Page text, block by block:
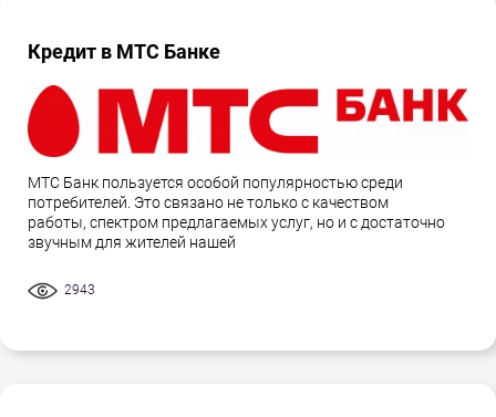
Кредит в МТС Банке
МТС Банк пользуется особой популярностью среди
потребителей. Это связано не только с качеством
работы, спектром предлагаемых услуг, но и с достаточно
звучным для жителей нашей
2943